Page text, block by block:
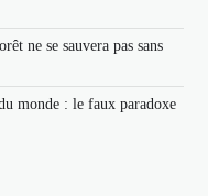
ne se sauvera pas sans
monde : le faux paradoxe